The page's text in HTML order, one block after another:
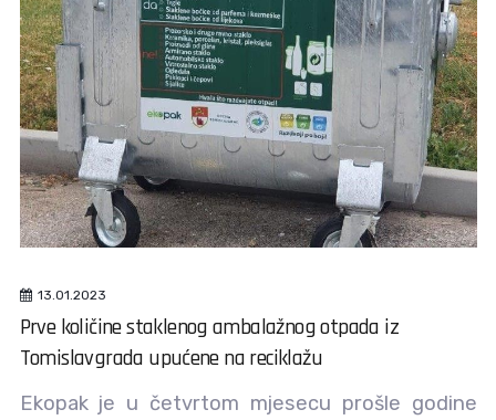
13.01.2023
Prve količine staklenog ambalažnog otpada iz
Tomislavgrada upućene na reciklažu
Ekopak je u četvrtom mjesecu prošle godine